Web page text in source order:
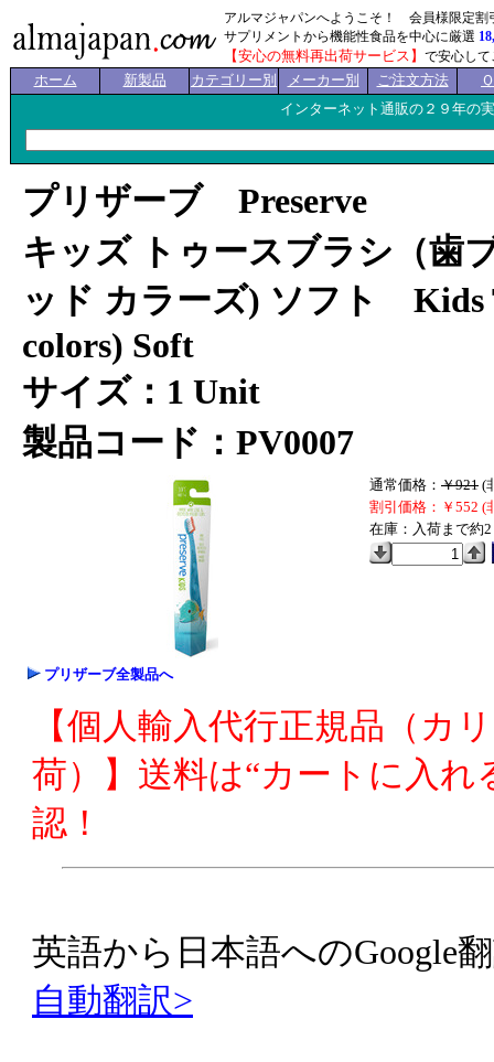
アルマジャパンへようこそ！ 会員様限定割
サプリメントから機能性食品を中心に厳選
【安心の無料再出荷サービス】 で安心し
ホーム 新製品 カテゴリー別 メーカー別 ご注文方法
インターネット通販の２９年の
プリザーブ Preserve
キッズ トゥースブラシ（歯
ッド カラーズ) ソフト Kids
colors) Soft
サイズ：1 Unit
製品コード：PV0007
プリザーブ全製品へ
通常価格： ￥921 (
割引価格：￥552 (
在庫：入荷まで約
【個人輸入代行正規品（カ
荷）】送料は“カートに入れ
認！
英語から日本語へのGoogle
自動翻訳>